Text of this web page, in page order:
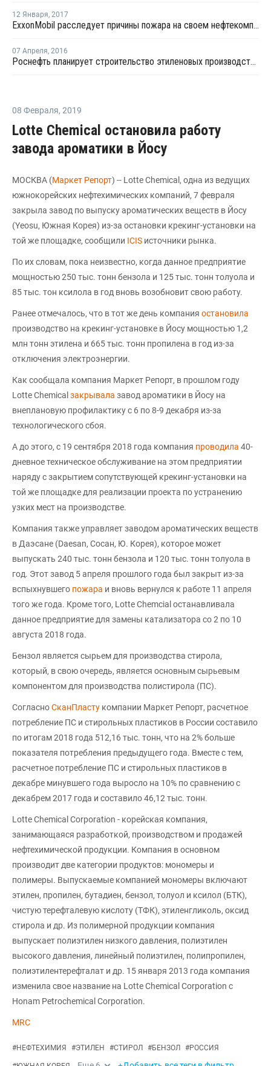
12 Января, 2017
ExxonMobil расследует причины пожара на своем нефтекомплексе в Сингапуре
07 Апреля, 2016
Роснефть планирует строительство этиленовых производств мощностью 6-7 млн тонн в год
08 Февраля, 2019
Lotte Chemical остановила работу
завода ароматики в Йосу
МОСКВА (Маркет Репорт) -- Lotte Chemical, одна из ведущих
южнокорейских нефтехимических компаний, 7 февраля
закрыла завод по выпуску ароматических веществ в Йосу
(Yeosu, Южная Корея) из-за остановки крекинг-установки на
той же площадке, сообщили ICIS источники рынка.
По их словам, пока неизвестно, когда данное предприятие
мощностью 250 тыс. тонн бензола и 125 тыс. тонн толуола и
85 тыс. тон ксилола в год вновь возобновит свою работу.
Ранее отмечалось, что в тот же день компания остановила
производство на крекинг-установке в Йосу мощностью 1,2
млн тонн этилена и 665 тыс. тонн пропилена в год из-за
отключения электроэнергии.
Как сообщала компания Маркет Репорт, в прошлом году
Lotte Chemical закрывала завод ароматики в Йосу на
внеплановую профилактику с 6 по 8-9 декабря из-за
технологического сбоя.
А до этого, с 19 сентября 2018 года компания проводила 40-
дневное техническое обслуживание на этом предприятии
наряду с закрытием сопутствующей крекинг-установки на
той же площадке для реализации проекта по устранению
узких мест на производстве.
Компания также управляет заводом ароматических веществ
в Даэсане (Daesan, Сосан, Ю. Корея), которое может
выпускать 240 тыс. тонн бензола и 120 тыс. тонн толуола в
год. Этот завод 5 апреля прошлого года был закрыт из-за
вспыхнувшего пожара и вновь вернулся к работе 11 апреля
того же года. Кроме того, Lotte Chemcial останавливала
данное предприятие для замены катализатора со 2 по 10
августа 2018 года.
Бензол является сырьем для производства стирола,
который, в свою очередь, является основным сырьевым
компонентом для производства полистирола (ПС).
СогласноСканПласту компании Маркет Репорт, расчетное
потребление ПС и стирольных пластиков в России составило
по итогам 2018 года 512,16 тыс. тонн, что на 2% больше
показателя потребления предыдущего года. Вместе с тем,
расчетное потребление ПС и стирольных пластиков в
декабре минувшего года выросло на 10% по сравнению с
декабрем 2017 года и составило 46,12 тыс. тонн.
Lotte Chemical Corporation - корейская компания,
занимающаяся разработкой, производством и продажей
нефтехимической продукции. Компания в основном
производит две категории продуктов: мономеры и
полимеры. Выпускаемые компанией мономеры включают
этилен, пропилен, бутадиен, бензол, толуол и ксилол (БТК),
чистую терефталевую кислоту (ТФК), этиленгликоль, оксид
стирола и др. Из полимерной продукции компания
выпускает полиэтилен низкого давления, полиэтилен
высокого давления, линейный полиэтилен, полипропилен,
полиэтилентерефталат и др. 15 января 2013 года компания
изменила свое название на Lotte Chemical Corporation с
Honam Petrochemical Corporation.
MRC
#НЕФТЕХИМИЯ #ЭТИЛЕН #СТИРОЛ #БЕНЗОЛ #РОССИЯ